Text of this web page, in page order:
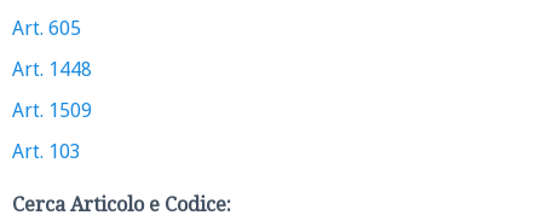
Art. 605
Art. 1448
Art. 1509
Art. 103
Cerca Articolo e Codice: